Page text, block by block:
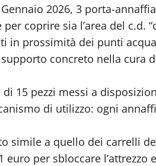
2026, 3 porta-
coprire sia l’area del c.d.
in prossimità dei punti
concreto nella cura
15 pezzi messi a
di utilizzo: ogni
simile a quello dei carrelli
per sbloccare l’attrezzo